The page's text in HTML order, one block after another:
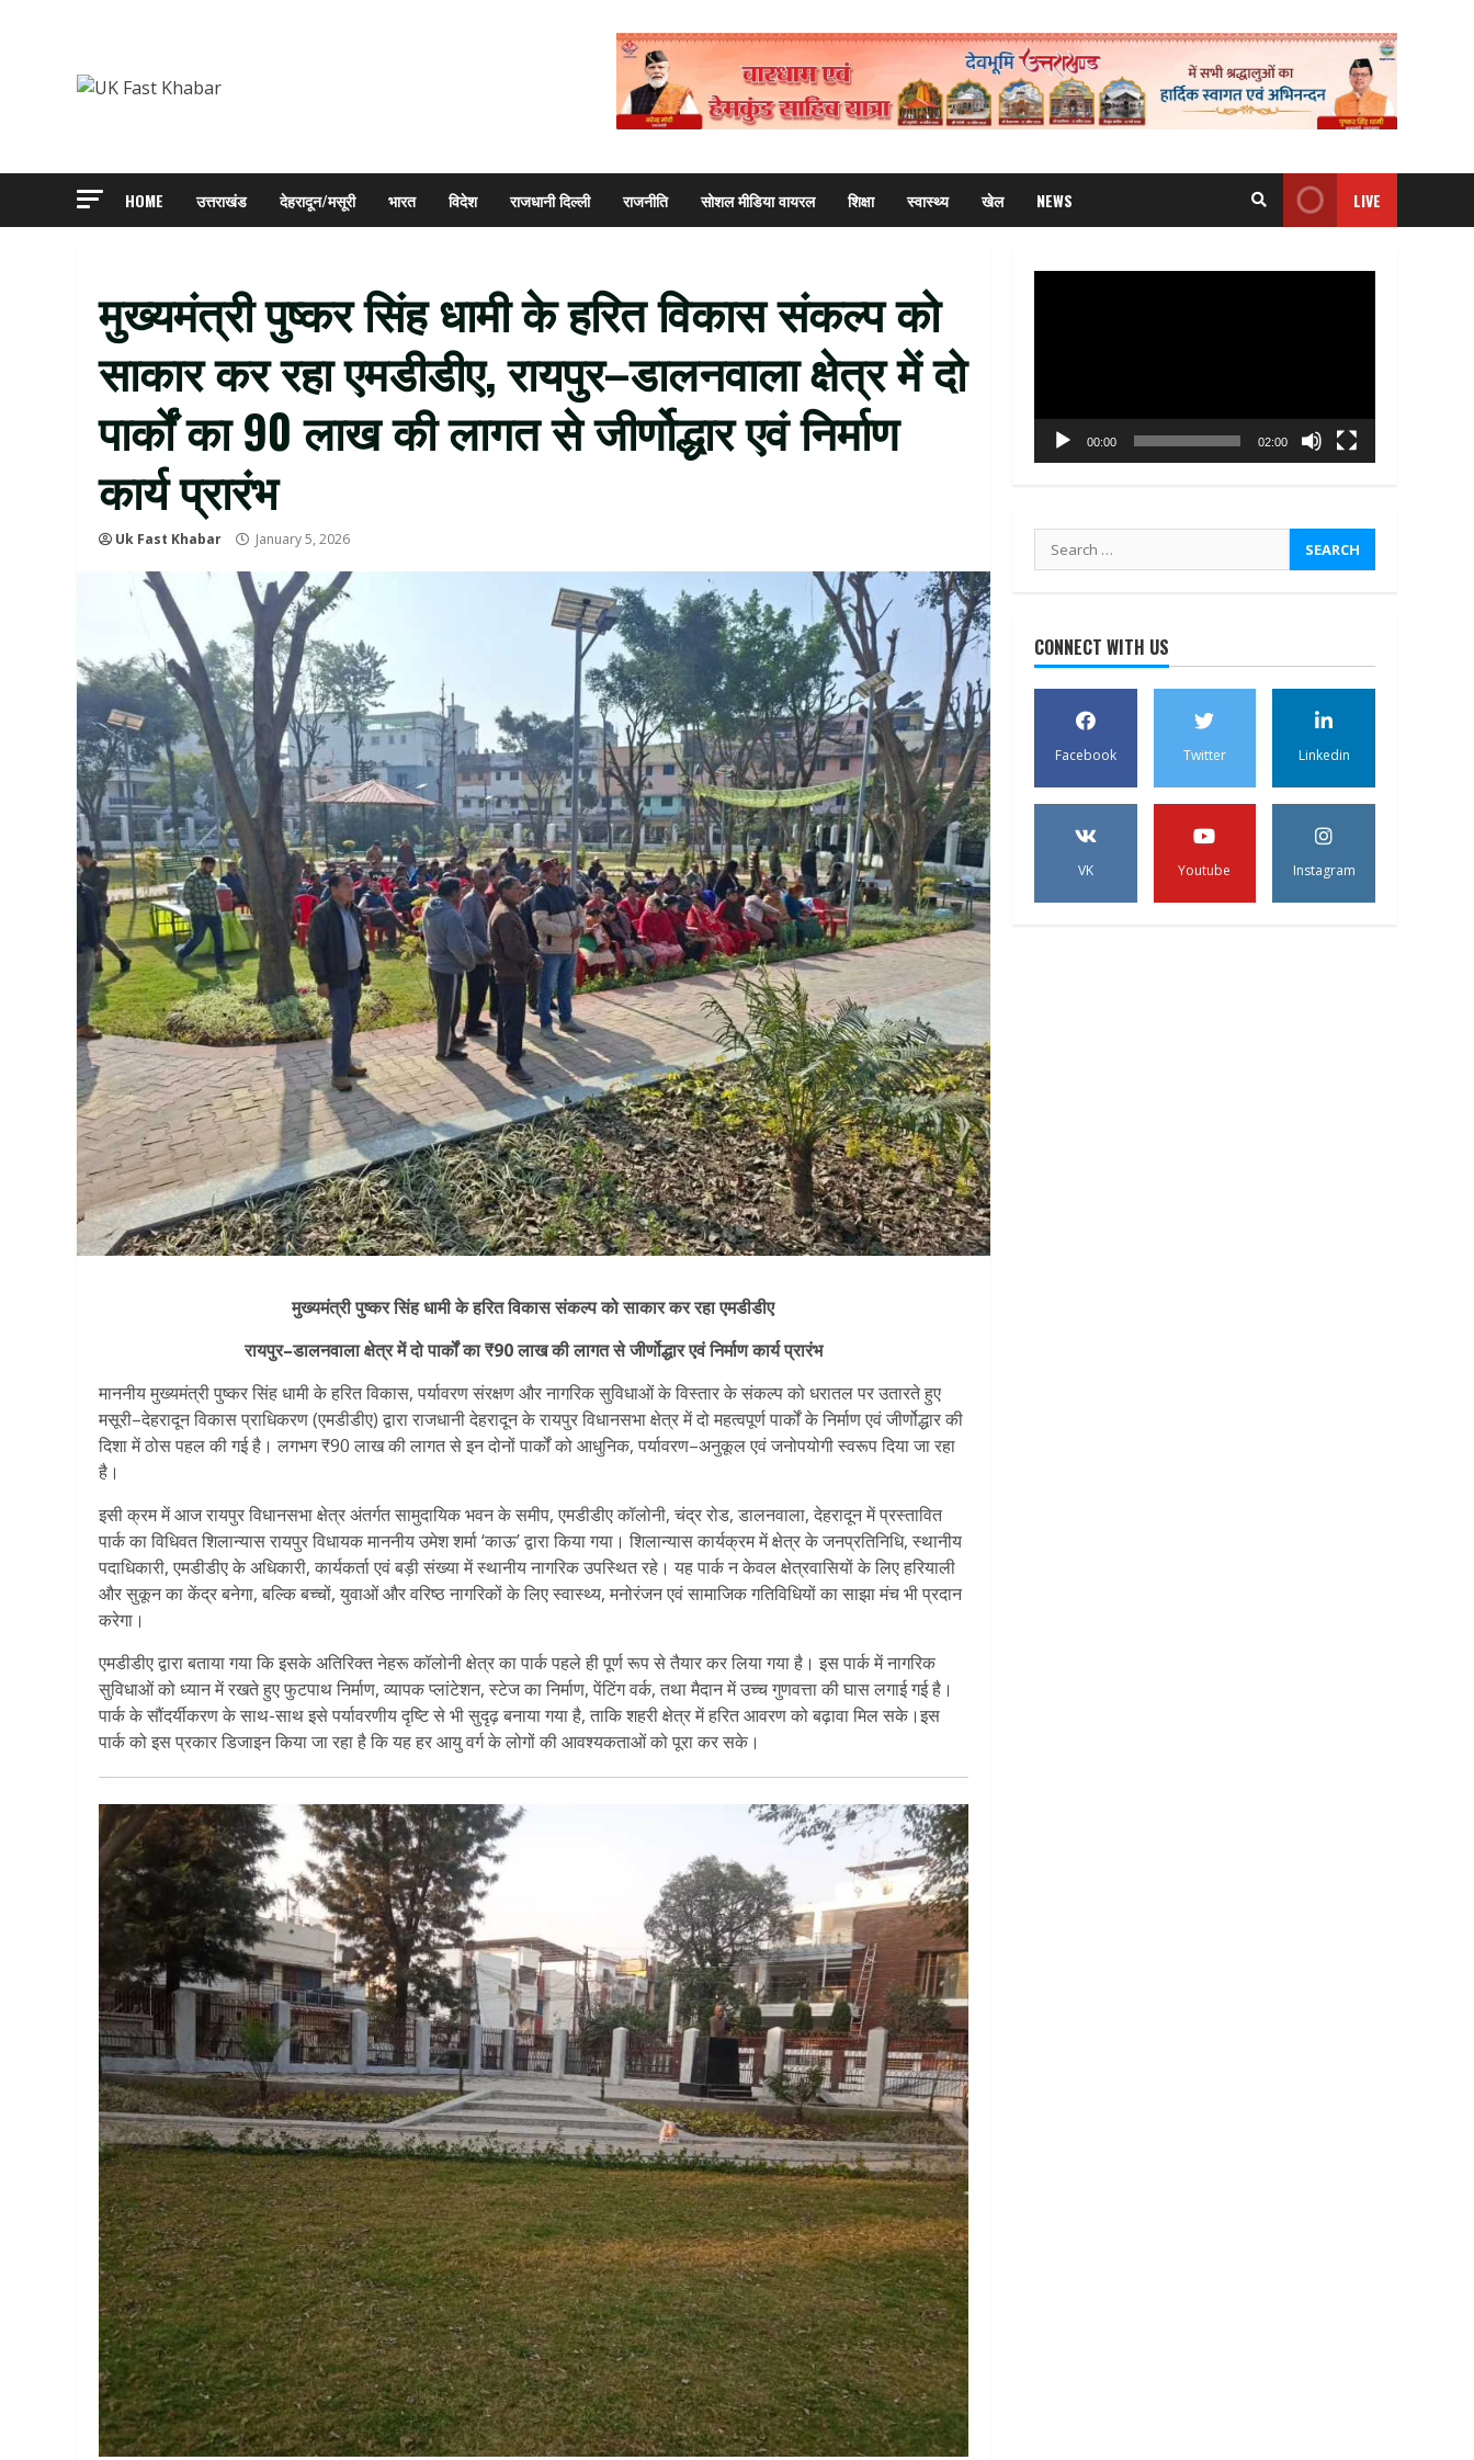
HOME उत्तराखंड देहरादून/मसूरी भारत विदेश राजधानी दिल्ली राजनीति सोशल मीडिया वायरल शिक्षा स्वास्थ्य खेल NEWS LIVE
मुख्यमंत्री पुष्कर सिंह धामी के हरित विकास संकल्प को
साकार कर रहा एमडीडीए, रायपुर–डालनवाला क्षेत्र में दो
पार्कों का ₹90 लाख की लागत से जीर्णोद्धार एवं निर्माण
कार्य प्रारंभ
Uk Fast Khabar January 5, 2026
मुख्यमंत्री पुष्कर सिंह धामी के हरित विकास संकल्प को साकार कर रहा एमडीडीए
रायपुर–डालनवाला क्षेत्र में दो पार्कों का ₹90 लाख की लागत से जीर्णोद्धार एवं निर्माण कार्य प्रारंभ
माननीय मुख्यमंत्री पुष्कर सिंह धामी के हरित विकास, पर्यावरण संरक्षण और नागरिक सुविधाओं के विस्तार के संकल्प को धरातल पर उतारते हुए
मसूरी–देहरादून विकास प्राधिकरण (एमडीडीए) द्वारा राजधानी देहरादून के रायपुर विधानसभा क्षेत्र में दो महत्वपूर्ण पार्कों के निर्माण एवं जीर्णोद्धार की
दिशा में ठोस पहल की गई है। लगभग ₹90 लाख की लागत से इन दोनों पार्कों को आधुनिक, पर्यावरण–अनुकूल एवं जनोपयोगी स्वरूप दिया जा रहा
है।
इसी क्रम में आज रायपुर विधानसभा क्षेत्र अंतर्गत सामुदायिक भवन के समीप, एमडीडीए कॉलोनी, चंद्र रोड, डालनवाला, देहरादून में प्रस्तावित
पार्क का विधिवत शिलान्यास रायपुर विधायक माननीय उमेश शर्मा ‘काऊ’ द्वारा किया गया। शिलान्यास कार्यक्रम में क्षेत्र के जनप्रतिनिधि, स्थानीय
पदाधिकारी, एमडीडीए के अधिकारी, कार्यकर्ता एवं बड़ी संख्या में स्थानीय नागरिक उपस्थित रहे। यह पार्क न केवल क्षेत्रवासियों के लिए हरियाली
और सुकून का केंद्र बनेगा, बल्कि बच्चों, युवाओं और वरिष्ठ नागरिकों के लिए स्वास्थ्य, मनोरंजन एवं सामाजिक गतिविधियों का साझा मंच भी प्रदान
करेगा।
एमडीडीए द्वारा बताया गया कि इसके अतिरिक्त नेहरू कॉलोनी क्षेत्र का पार्क पहले ही पूर्ण रूप से तैयार कर लिया गया है। इस पार्क में नागरिक
सुविधाओं को ध्यान में रखते हुए फुटपाथ निर्माण, व्यापक प्लांटेशन, स्टेज का निर्माण, पेंटिंग वर्क, तथा मैदान में उच्च गुणवत्ता की घास लगाई गई है।
पार्क के सौंदर्यीकरण के साथ-साथ इसे पर्यावरणीय दृष्टि से भी सुदृढ़ बनाया गया है, ताकि शहरी क्षेत्र में हरित आवरण को बढ़ावा मिल सके।इस
पार्क को इस प्रकार डिजाइन किया जा रहा है कि यह हर आयु वर्ग के लोगों की आवश्यकताओं को पूरा कर सके।
00:00 02:00
Search
for:
CONNECT WITH US
Facebook Twitter Linkedin
VK Youtube Instagram